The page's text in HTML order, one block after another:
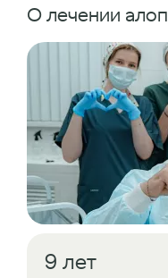
О лечении
9 лет